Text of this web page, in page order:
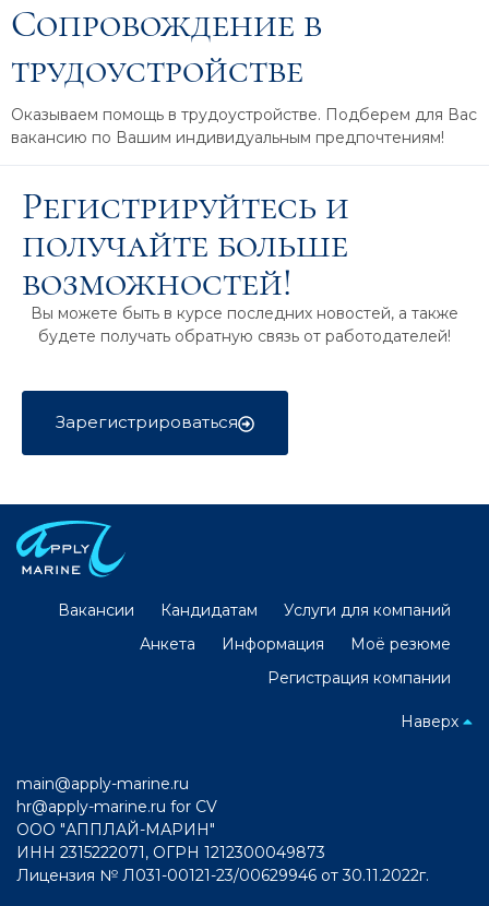
Сопровождение в
трудоустройстве
Оказываем помощь в трудоустройстве. Подберем для Вас
вакансию по Вашим индивидуальным предпочтениям!
Регистрируйтесь и
получайте больше
возможностей!
Вы можете быть в курсе последних новостей, а также
будете получать обратную связь от работодателей!
Зарегистрироваться
Вакансии Кандидатам
Услуги для компаний
Анкета
Информация
Моё резюме
Регистрация компании
Наверх
main@apply-marine.ru
hr@apply-marine.ru for CV
ООО "АППЛАЙ-МАРИН"
ИНН 2315222071, ОГРН 1212300049873
Лицензия № Л031-00121-23/00629946 от 30.11.2022г.